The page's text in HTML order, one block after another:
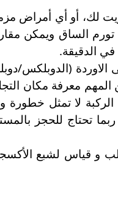
أو أي أمراض
الساق ويمكن
الدقيقة.
(الدوبلكس/
معرفة مكان
لا تمثل خطورة
تحتاج للحجز
و قياس لشبع